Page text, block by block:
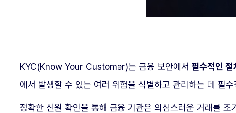
KYC(Know Your Customer)는 금융 보안에서 필수적인 절
에서 발생할 수 있는 여러 위험을 식별하고 관리하는 데 필
정확한 신원 확인을 통해 금융 기관은 의심스러운 거래를